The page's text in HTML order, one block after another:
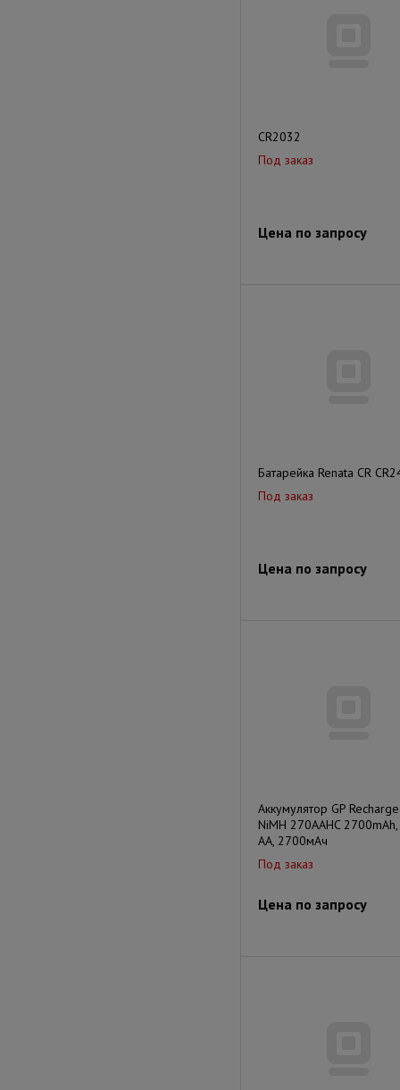
CR2032
Под заказ
Цена по запросу
Батарейка Renata CR
Под заказ
Цена по запросу
Аккумулятор GP
NiMH 270AAHC
AA, 2700мAч
Под заказ
Цена по запросу